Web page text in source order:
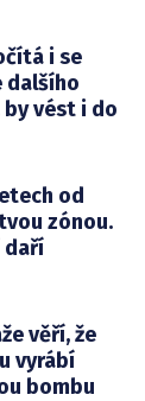
i se
dalšího
vést i do
od
zónou.
daří
věří, že
vyrábí
bombu